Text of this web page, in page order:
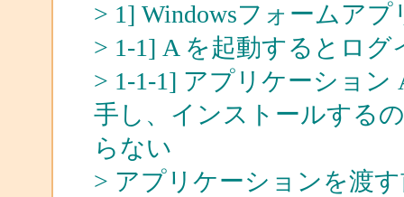
> 1] Windowsフォームア
> 1-1] A を起動するとロ
> 1-1-1] アプリケーショ
手し、インストールする
らない
> アプリケーションを渡